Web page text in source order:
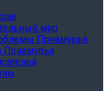
мир
Приамурья
Приамурья